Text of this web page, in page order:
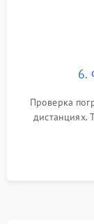
6.
Проверка
дистанциях.
термограмм в